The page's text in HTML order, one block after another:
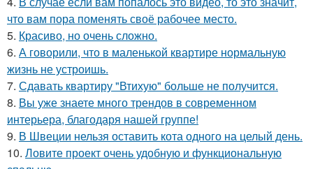
что вам пора поменять своё рабочее место.
5. Красиво, но очень сложно.
6. А говорили, что в маленькой квартире нормальную
жизнь не устроишь.
7. Сдавать квартиру "Втихую" больше не получится.
8. Вы уже знаете много трендов в современном
интерьера, благодаря нашей группе!
9. В Швеции нельзя оставить кота одного на целый день.
10. Ловите проект очень удобную и функциональную